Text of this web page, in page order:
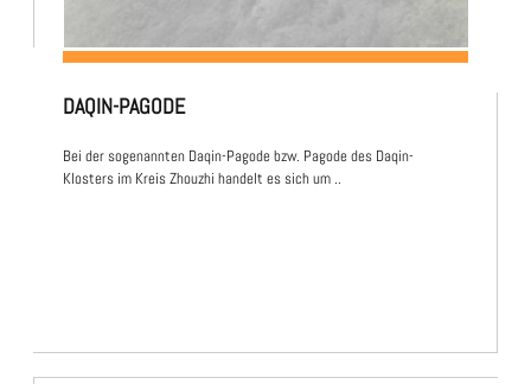
DAQIN-PAGODE
Bei der sogenannten Daqin-Pagode bzw. Pagode des Daqin-
Klosters im Kreis Zhouzhi handelt es sich um ..